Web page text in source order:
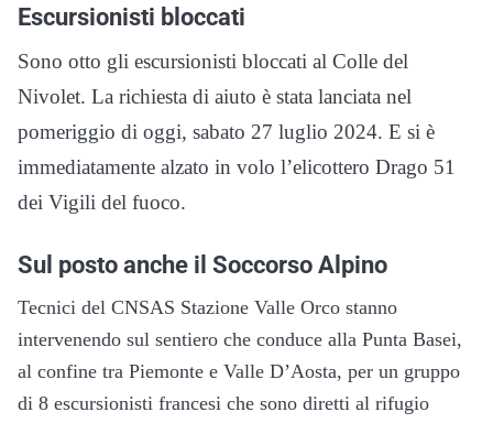
Escursionisti bloccati
Sono otto gli escursionisti bloccati al Colle del
Nivolet. La richiesta di aiuto è stata lanciata nel
pomeriggio di oggi, sabato 27 luglio 2024. E si è
immediatamente alzato in volo l’elicottero Drago 51
dei Vigili del fuoco.
Sul posto anche il Soccorso Alpino
Tecnici del CNSAS Stazione Valle Orco stanno
intervenendo sul sentiero che conduce alla Punta Basei,
al confine tra Piemonte e Valle D’Aosta, per un gruppo
di 8 escursionisti francesi che sono diretti al rifugio